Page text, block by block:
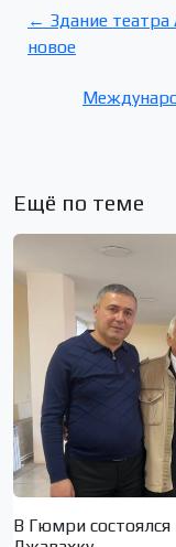
← Здание театра
новое
Ещё по теме
В Гюмри